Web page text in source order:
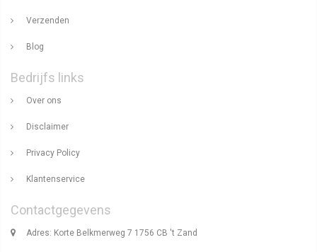
Verzenden
Blog
Bedrijfs links
Over ons
Disclaimer
Privacy Policy
Klantenservice
Contactgegevens
Adres: Korte Belkmerweg 7 1756 CB 't Zand